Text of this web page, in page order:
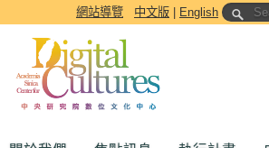
跳到主要內容區塊網站導覽 中文版 English